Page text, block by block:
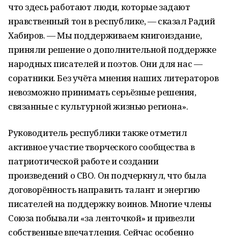
что здесь работают люди, которые задают
нравственный тон в республике, — сказал Радий
Хабиров. — Мы поддерживаем книгоиздание,
приняли решение о дополнительной поддержке
народных писателей и поэтов. Они для нас —
соратники. Без учёта мнения наших литераторов
невозможно принимать серьёзные решения,
связанные с культурной жизнью региона».
Руководитель республики также отметил
активное участие творческого сообщества в
патриотической работе и создании
произведений о СВО. Он подчеркнул, что была
договорённость направить талант и энергию
писателей на поддержку воинов. Многие члены
Союза побывали «за ленточкой» и привезли
собственные впечатления. Сейчас особенно